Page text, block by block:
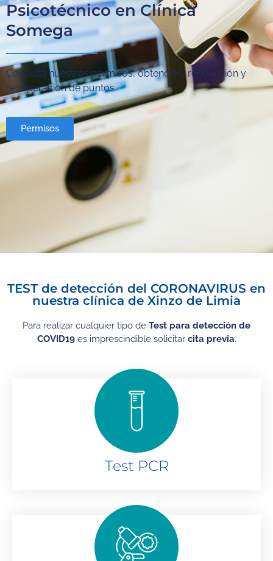
Psicotécnico en Clínica
Somega
Consulta nuestros permisos, obtención, renovación y
recuperación de puntos
Permisos
TEST de detección del CORONAVIRUS en
nuestra clínica de Xinzo de Limia
Para realizar cualquier tipo de Test para detección de
COVID19es imprescindible solicitar cita previa.
Test PCR